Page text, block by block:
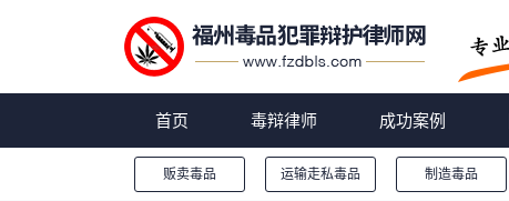
首页 毒辩律师 成功案例
贩卖毒品 运输走私毒品 制造毒品